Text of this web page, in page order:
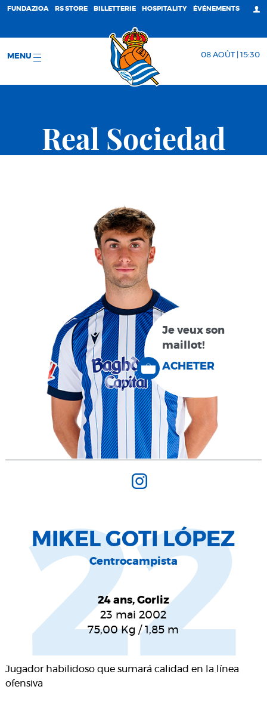
FUNDAZIOA RS STORE BILLETTERIE HOSPITALITY ÉVÉNEMENTS
MENU 08 AOÛT | 15:30
Real Sociedad
Je veux son
maillot!
ACHETER
MIKEL GOTI LÓPEZ
Centrocampista
24 ans, Gorliz
23 mai 2002
75,00Kg /1,85 m
Jugador habilidoso que sumará calidad en la línea
ofensiva22